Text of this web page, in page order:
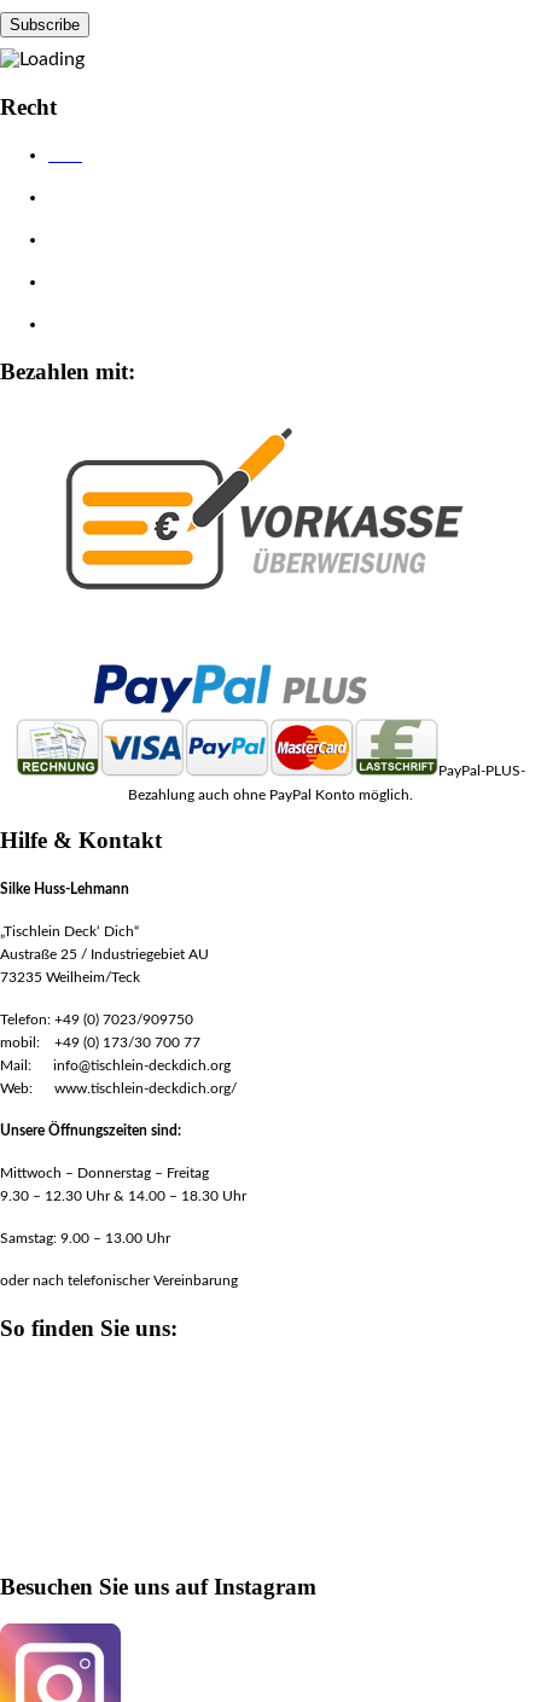
Recht
Bezahlen mit:
PayPal-PLUS-
Bezahlung auch ohne PayPal Konto möglich.
Hilfe & Kontakt
Silke Huss-Lehmann
„Tischlein Deck‘ Dich“
Austraße 25 / Industriegebiet AU
73235 Weilheim/Teck
Telefon: +49 (0) 7023/909750
mobil: +49 (0) 173/30 700 77
Mail: info@tischlein-deckdich.org
Web: www.tischlein-deckdich.org/
Unsere Öffnungszeiten sind:
Mittwoch – Donnerstag – Freitag
9.30 – 12.30 Uhr & 14.00 – 18.30 Uhr
Samstag: 9.00 – 13.00 Uhr
oder nach telefonischer Vereinbarung
So finden Sie uns:
Besuchen Sie uns auf Instagram